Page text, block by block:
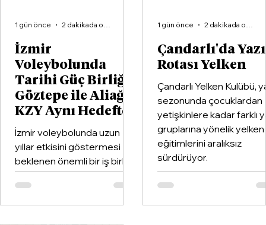
İzmir
Voleybolunda
Tarihi Güç Birliği:
Göztepe ile Aliağa
KZY Aynı Hedefte
İzmir voleybolunda uzun
yıllar etkisini göstermesi
beklenen önemli bir iş birliği
hayata geçirildi. Kentin köklü
kulüplerinden Göztepe
Spor Kulübü ile İzmir'in en
1 gün önce 2 dakikada okunur
Çandarlı'da
Rotası Yelken
Çandarlı Yelken Kulübü,
sezonunda çocuklardan
yetişkinlere kadar farklı
gruplarına yönelik yelken
eğitimlerini aralıksız
sürdürüyor.
1 gün önce 2 dakikada okunur